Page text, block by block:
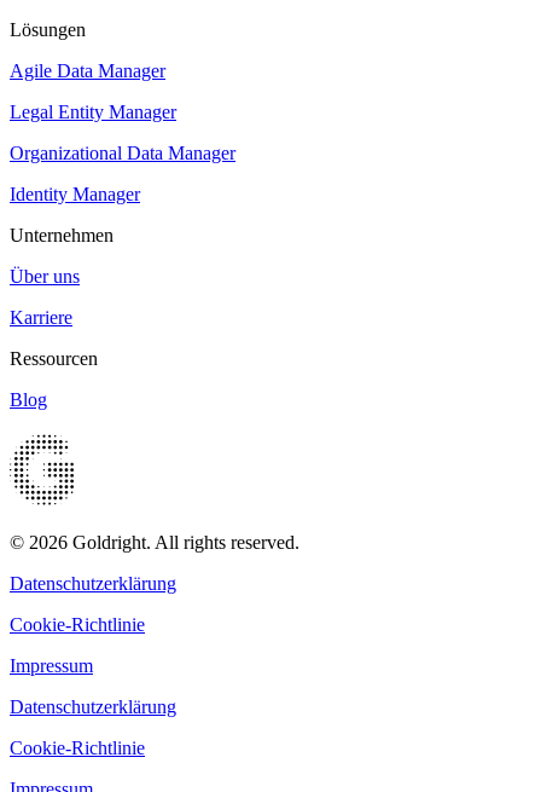
Lösungen
Agile Data Manager
Legal Entity Manager
Organizational Data Manager
Identity Manager
Unternehmen
Über uns
Karriere
Ressourcen
Blog
© 2026 Goldright. All rights reserved.
Datenschutzerklärung
Cookie-Richtlinie
Impressum
Datenschutzerklärung
Cookie-Richtlinie